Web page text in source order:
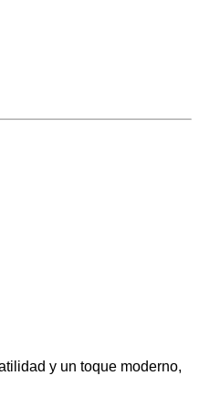
y un toque moderno,